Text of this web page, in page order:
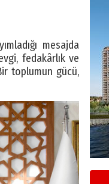
mesajda
fedakârlık ve
toplumun gücü,